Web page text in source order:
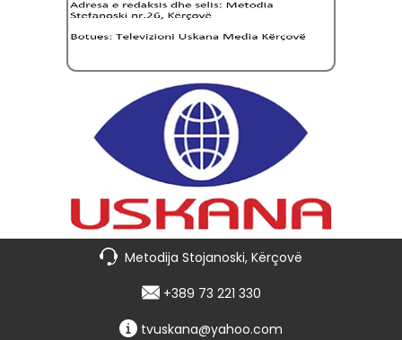
Metodija Stojanoski, Kërçovë
+389 73 221 330
tvuskana@yahoo.com